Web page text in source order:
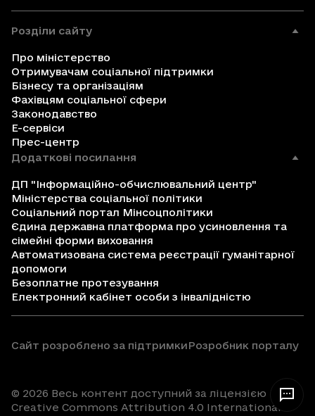
Розділи сайту
Про міністерство
Отримувачам соціальної підтримки
Бізнесу та організаціям
Фахівцям соціальної сфери
Законодавство
Е-сервіси
Прес-центр
Додаткові посилання
ДП "Інформаційно-обчислювальний центр"
Міністерства соціальної політики
Соціальний портал Мінсоцполітики
Єдина державна платформа про усиновлення та
сімейні форми виховання
Автоматизована система реєстрації гуманітарної
допомоги
Безоплатне протезування
Електронний кабінет особи з інвалідністю
Сайт розроблено за підтримкиРозробник порталу
© 2026 Весь контент доступний за ліцензією
Creative Commons Attribution 4.0 International